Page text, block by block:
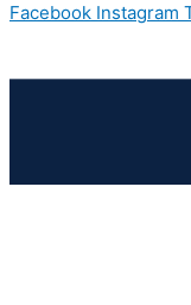
Facebook Instagram